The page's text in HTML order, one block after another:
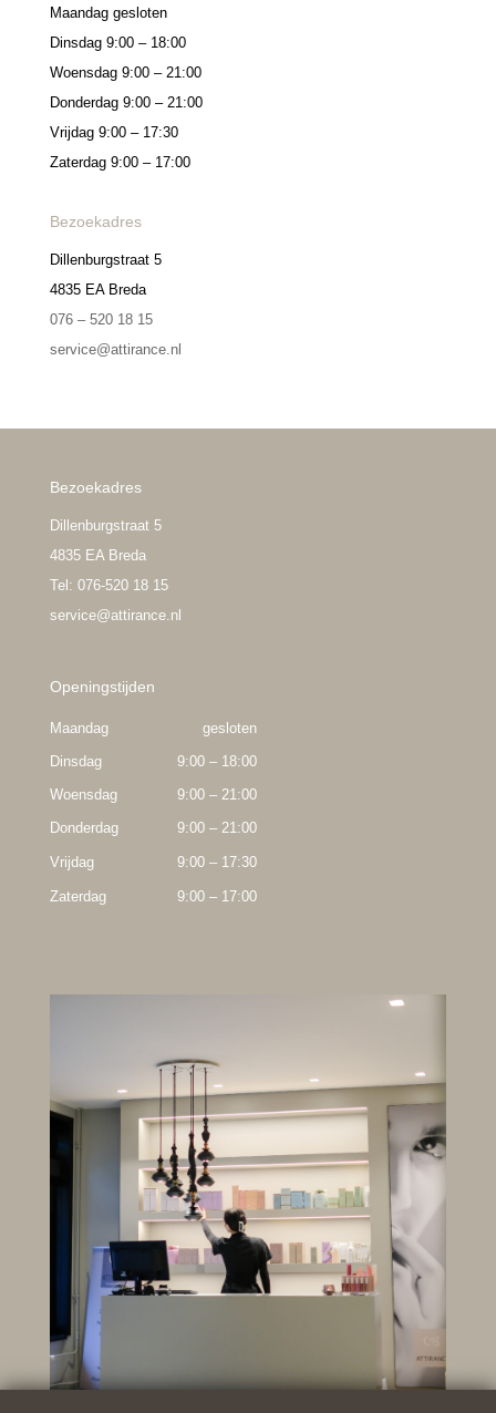
Maandag gesloten
Dinsdag 9:00 – 18:00
Woensdag 9:00 – 21:00
Donderdag 9:00 – 21:00
Vrijdag 9:00 – 17:30
Zaterdag 9:00 – 17:00
Bezoekadres
Dillenburgstraat 5
4835 EA Breda
076 – 520 18 15
service@attirance.nl
Bezoekadres
Dillenburgstraat 5
4835 EA Breda
Tel: 076-520 18 15
service@attirance.nl
Openingstijden
Maandag
gesloten
Dinsdag
9:00 – 18:00
Woensdag
9:00 – 21:00
Donderdag
9:00 – 21:00
Vrijdag 9:00 – 17:30
Zaterdag 9:00 – 17:00